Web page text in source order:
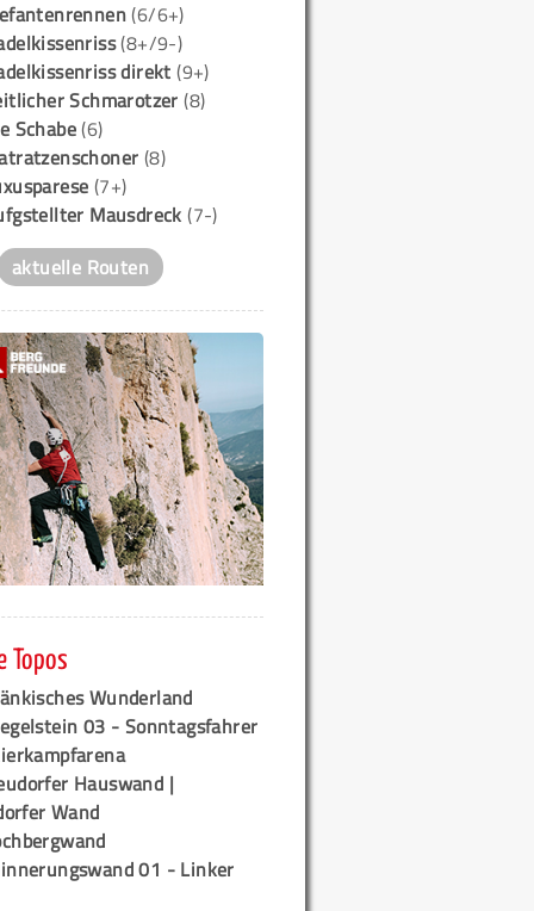
(6/6+)
(8+/9-)
direkt (9+)
Schmarotzer (8)
Schabe(6)
(8)
(7+)
Mausdreck (7-)
aktuelle Routen
Topos
Wunderland
03 - Sonntagsfahrer
Hauswand |
Wand
01 - Linker